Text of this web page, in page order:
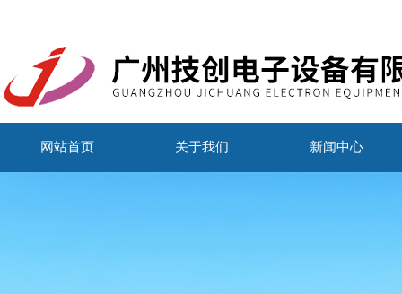
网站首页 关于我们 新闻中心